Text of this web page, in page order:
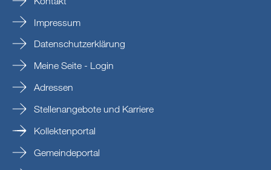
Impressum
Datenschutzerklärung
Meine Seite - Login
Adressen
Stellenangebote und Karriere
Kollektenportal
Gemeindeportal